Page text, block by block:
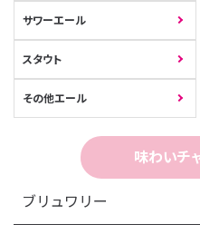
サワーエール
スタウト
その他エール
味わいチ
ブリュワリー